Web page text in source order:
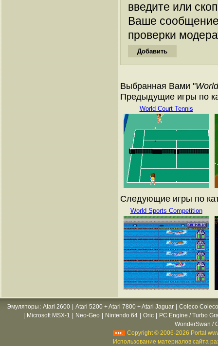
введите или
Ваше
проверки
Выбранная Вами "
Предыдущие игры по
World Court Tennis
Следующие игры по
World Sports Competition
Эмуляторы : Atari 2600 Atari 5200 + Atari 7800 + Atari Jaguar
Coleco
Microsoft MSX-1 Neo-Geo Nintendo 64 Oric
PC Engine / Turbo
WonderSwan /
Copyright © 2006-2026 Portal
Использование материалов сайта